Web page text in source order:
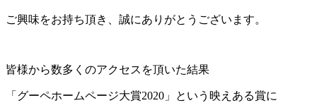
ご興味をお持ち頂き、誠にありがとうございます。
皆様から数多くのアクセスを頂いた結果
「グーペホームページ大賞2020」という映えある賞に